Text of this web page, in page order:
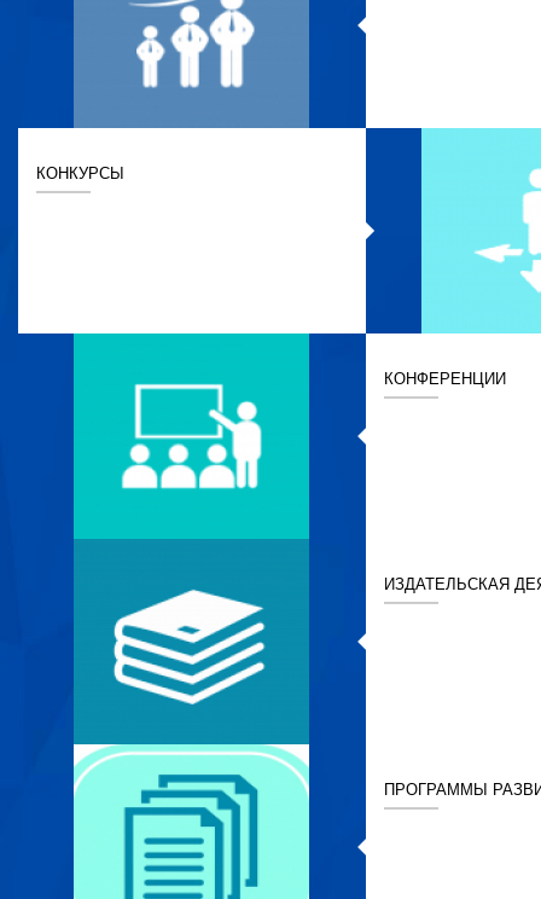
КОНКУРСЫ
КОНФЕРЕНЦИИ
ИЗДАТЕЛЬСКАЯ
ПРОГРАММЫ